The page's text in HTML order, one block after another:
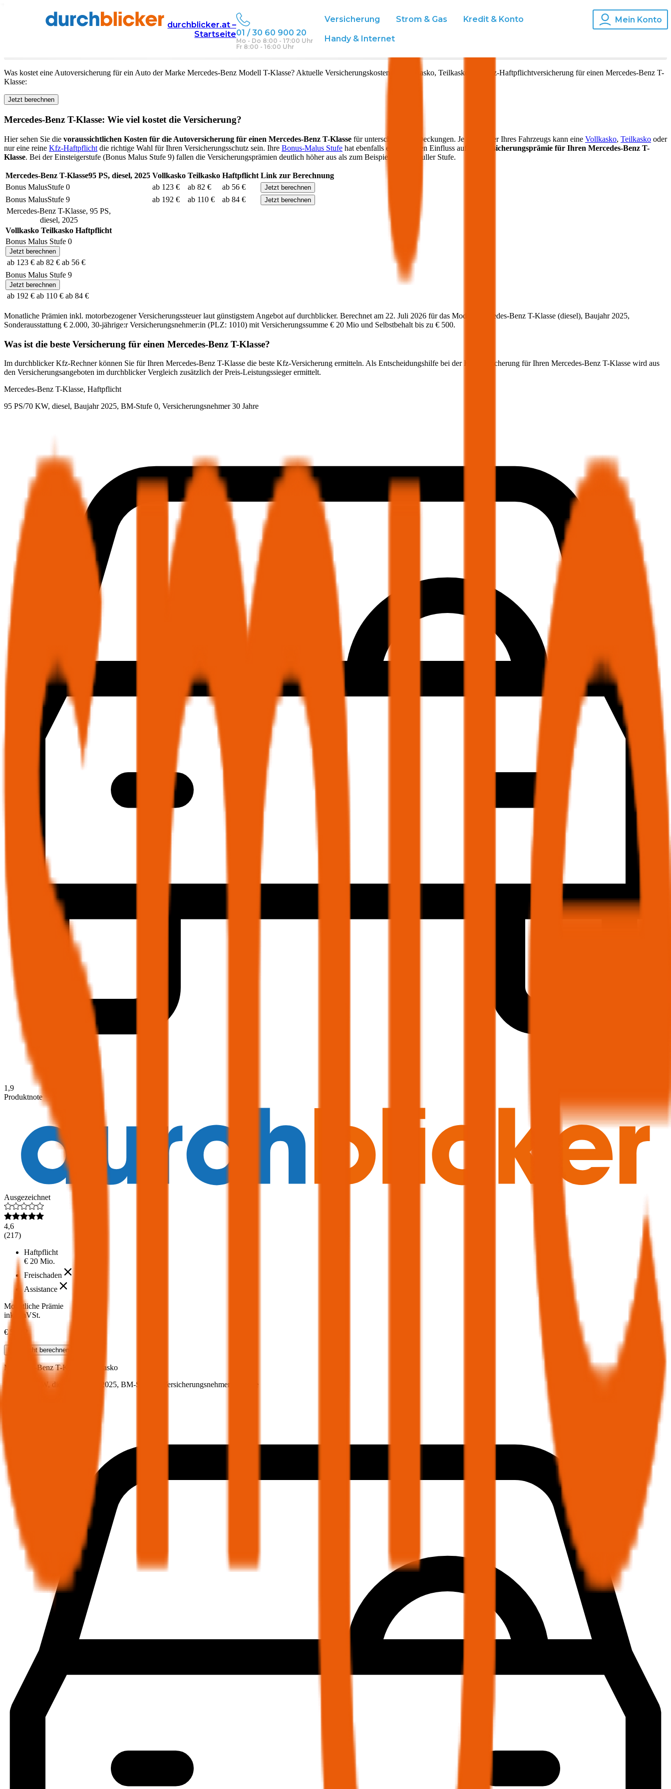
durchblicker.at –
Startseite01 / 30 60 900 20
Mo - Do 8:00 - 17:00 Uhr
Fr 8:00 - 16:00 Uhr
Versicherung Strom & Gas Kredit & Konto
Handy & Internet
Mein Konto
Autoversicherung Mercedes-Benz
Mercedes-Benz T-Klassein Österreich
Was kostet eine Autoversicherung für ein Auto der Marke Mercedes-Benz Modell T-Klasse? Aktuelle Versicherungskosten für Vollkasko, Teilkasko und Kfz-Haftpflichtversicherung für einen Mercedes-Benz T-
Klasse:
Jetzt berechnen
Mercedes-Benz T-Klasse: Wie viel kostet die Versicherung?
Hier sehen Sie die voraussichtlichen Kosten für die Autoversicherung für einen Mercedes-Benz T-Klasse für unterschiedliche Deckungen. Je nach Alter Ihres Fahrzeugs kann eine Vollkasko, Teilkasko oder
nur eine reine Kfz-Haftpflicht die richtige Wahl für Ihren Versicherungsschutz sein. Ihre Bonus-Malus Stufe hat ebenfalls einen starken Einfluss auf die Versicherungsprämie für Ihren Mercedes-Benz T-
Klasse. Bei der Einsteigerstufe (Bonus Malus Stufe 9) fallen die Versicherungsprämien deutlich höher aus als zum Beispiel bei der Nuller Stufe.
Mercedes-Benz T-Klasse95 PS, diesel, 2025 Vollkasko Teilkasko Haftpflicht Link zur Berechnung
Bonus MalusStufe 0 ab 123 € ab 82 € ab 56 € Jetzt berechnen
Bonus MalusStufe 9 ab 192 € ab 110 € ab 84 € Jetzt berechnen
Mercedes-Benz T-Klasse, 95 PS,
diesel, 2025
Vollkasko Teilkasko Haftpflicht
Bonus Malus Stufe 0
Jetzt berechnen
ab 123 € ab 82 € ab 56 €
Bonus Malus Stufe 9
Jetzt berechnen
ab 192 € ab 110 € ab 84 €
Monatliche Prämien inkl. motorbezogener Versicherungssteuer laut günstigstem Angebot auf durchblicker. Berechnet am 22. Juli 2026 für das Modell Mercedes-Benz T-Klasse (diesel), Baujahr 2025,
Sonderausstattung € 2.000, 30-jährige:rVersicherungsnehmer:in (PLZ: 1010) mit Versicherungssumme € 20 Mio und Selbstbehalt bis zu € 500.
Was ist die beste Versicherung für einen Mercedes-Benz T-Klasse?
Im durchblicker Kfz-Rechner können Sie für Ihren Mercedes-Benz T-Klasse die beste Kfz-Versicherung ermitteln. Als Entscheidungshilfe bei der Kfz-Versicherung für Ihren Mercedes-Benz T-Klasse wird aus
den Versicherungsangeboten im durchblicker Vergleich zusätzlich der Preis-Leistungssieger ermittelt.
Mercedes-Benz T-Klasse, Haftpflicht
95 PS/70 KW, diesel, Baujahr 2025, BM-Stufe 0, Versicherungsnehmer 30 Jahre
1,9
Produktnote
Ausgezeichnet
4,6
(217)
Haftpflicht
€ 20 Mio.
Freischaden
Assistance
Monatliche Prämie
inkl. mVSt.
€ 55,82
Haftpflichtberechnen
Mercedes-BenzT-Klasse, Teilkasko
95 PS/70 KW, diesel, Baujahr 2025, BM-Stufe , Versicherungsnehmer 30 Jahre